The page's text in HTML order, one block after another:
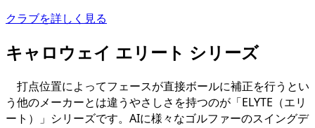
クラブを詳しく見る
キャロウェイ エリート シリーズ
打点位置によってフェースが直接ボールに補正を行うとい
う他のメーカーとは違うやさしさを持つのが「ELYTE（エリ
ート）」シリーズです。AIに様々なゴルファーのスイングデ